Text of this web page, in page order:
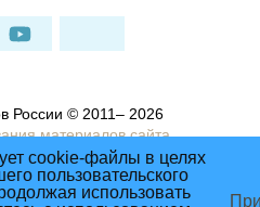
России © 2011– 2026
материалов сайта
cookie-файлы в целях
пользовательского
использовать